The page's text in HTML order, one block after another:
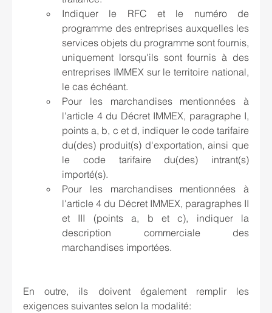
Indiquer le RFC et le numéro de
programme des entreprises auxquelles les
services objets du programme sont fournis,
uniquement lorsqu'ils sont fournis à des
entreprises IMMEX sur le territoire national,
le cas échéant.
Pour les marchandises mentionnées à
l'article 4 du Décret IMMEX, paragraphe I,
points a, b, c et d, indiquer le code tarifaire
du(des) produit(s) d'exportation, ainsi que
le code tarifaire du(des) intrant(s)
importé(s).
Pour les marchandises mentionnées à
l'article 4 du Décret IMMEX, paragraphes II
et III (points a, b et c), indiquer la
description commerciale des
marchandises importées.
En outre, ils doivent également remplir les
exigences suivantes selon la modalité: